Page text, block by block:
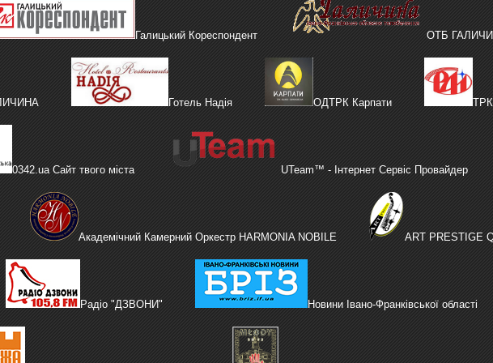
Галицький Кореспондент ОТБ
Готель Надія ОДТРК Карпати ТРК
0342.ua Сайт твого міста UTeam™ - Інтернет Сервіс Провайдер
Академічний Камерний Оркестр HARMONIA NOBILE ART PRESTIGE
Радіо "ДЗВОНИ" Новини Івано-Франківської області